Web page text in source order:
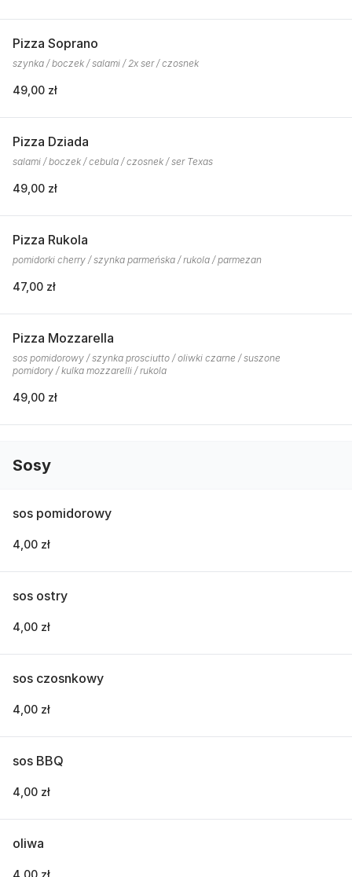
Pizza Soprano
szynka / boczek / salami / 2x ser / czosnek
49,00 zł
Pizza Dziada
salami / boczek / cebula / czosnek / ser Texas
49,00 zł
Pizza Rukola
pomidorki cherry / szynka parmeńska / rukola / parmezan
47,00 zł
Pizza Mozzarella
sos pomidorowy / szynka prosciutto / oliwki czarne / suszone
pomidory / kulka mozzarelli / rukola
49,00 zł
Sosy
sos pomidorowy
4,00 zł
sos ostry
4,00 zł
sos czosnkowy
4,00 zł
sos BBQ
4,00 zł
oliwa